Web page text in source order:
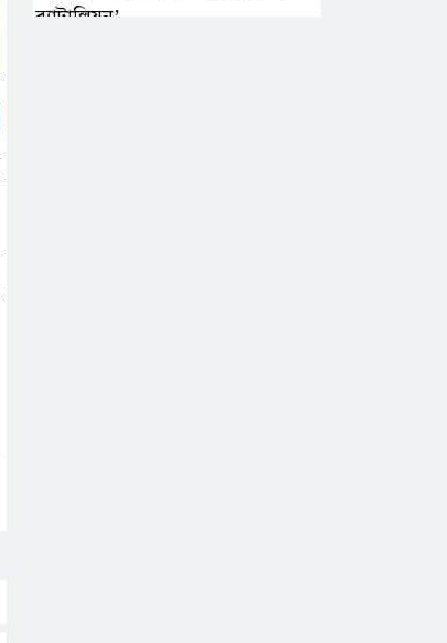
ব্যাটালিয়ন’